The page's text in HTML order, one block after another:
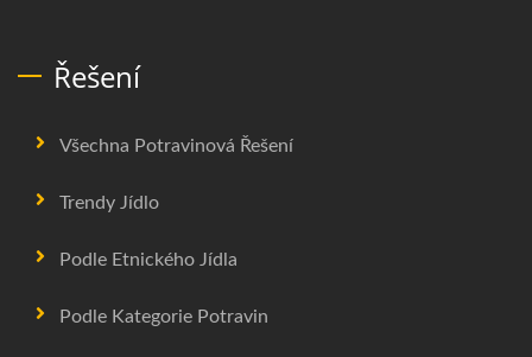
Řešení
Všechna Potravinová Řešení
Trendy Jídlo
Podle Etnického Jídla
Podle Kategorie Potravin